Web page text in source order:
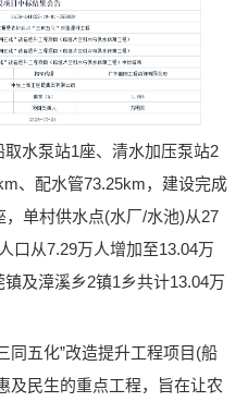
水泵站1座、清水加压泵站2
、配水管73.25km，建设完成
单村供水点(水厂/水池)从27
口从7.29万人增加至13.04万
及漳溪乡2镇1乡共计13.04万
同五化”改造提升工程项目(船
及民生的重点工程，旨在让农